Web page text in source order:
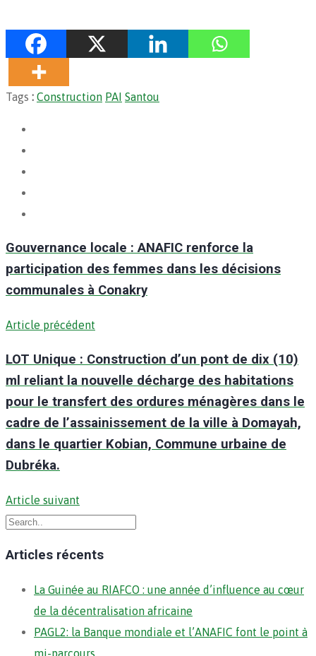
Tags : Construction PAI Santou
Gouvernance locale : ANAFIC renforce la
participation des femmes dans les décisions
communales à Conakry
Article précédent
LOT Unique : Construction d’un pont de dix (10)
ml reliant la nouvelle décharge des habitations
pour le transfert des ordures ménagères dans le
cadre de l’assainissement de la ville à Domayah,
dans le quartier Kobian, Commune urbaine de
Dubréka.
Article suivant
Articles récents
La Guinée au RIAFCO : une année d’influence au cœur
de la décentralisation africaine
PAGL2: la Banque mondiale et l’ANAFIC font le point à
mi-parcours